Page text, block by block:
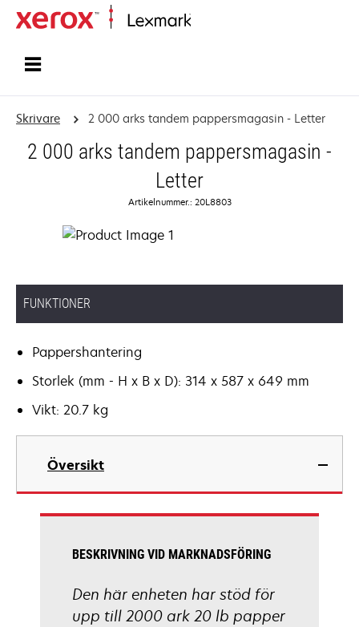
Skrivare 2 000 arks tandem pappersmagasin - Letter
2 000 arks tandem pappersmagasin -
Letter
Artikelnummer.: 20L8803
FUNKTIONER
Pappershantering
Storlek (mm - H x B x D): 314 x 587 x 649 mm
Vikt: 20.7 kg
Översikt
BESKRIVNING VID MARKNADSFÖRING
Den här enheten har stöd för
upp till 2000 ark 20 lb papper